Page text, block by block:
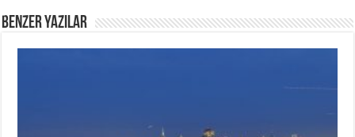
Benzer Yazılar